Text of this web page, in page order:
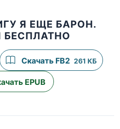
Я ЕЩЕ БАРОН.
БЕСПЛАТНО
Скачать FB2 261 КБ
EPUB